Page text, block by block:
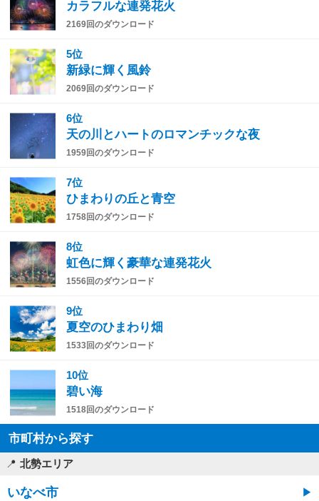
カラフルな連発花火
2169回のダウンロード
5位
新緑に輝く風鈴
2069回のダウンロード
6位
天の川とハートのロマンチックな夜
1959回のダウンロード
7位
ひまわりの丘と青空
1758回のダウンロード
8位
虹色に輝く豪華な連発花火
1556回のダウンロード
9位
夏空のひまわり畑
1533回のダウンロード
10位
碧い海
1518回のダウンロード
市町村から探す
北勢エリア
いなべ市